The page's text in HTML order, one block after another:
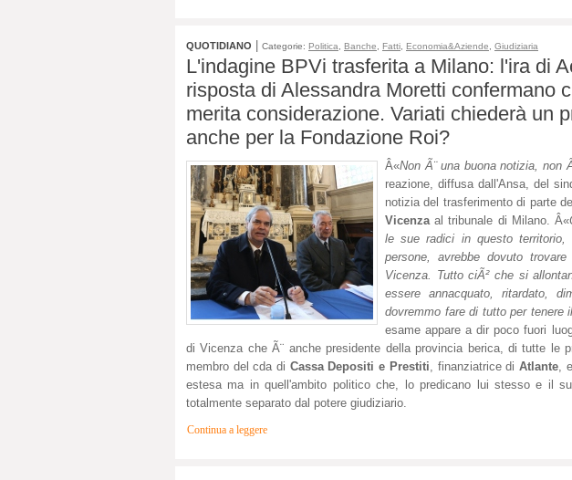
QUOTIDIANO Categorie: Politica, Banche, Fatti, Economia&Aziende, Giudiziaria
L'indagine BPVi trasferita a Milano: l'ira di
risposta di Alessandra Moretti confermano
merita considerazione. Variati chiederà un
anche per la Fondazione Roi?
Â«Non Ã¨ una buona notizia, non
reazione, diffusa dall'Ansa, del
notizia del trasferimento di parte
Vicenzaal tribunale di Milano. Â«
le sue radici in questo
persone, avrebbe dovuto
Vicenza. Tutto ciÃ² che si
essere annacquato, ritardato,
dovremmo fare di tutto per tenere
esame appare a dir poco fuori
di Vicenza che Ã¨ anche presidente della provincia berica, di tutte le
membro del cda di Cassa Depositi e Prestiti, finanziatrice di Atlante,
estesa ma in quell'ambito politico che, lo predicano lui stesso e il
totalmente separato dal potere giudiziario.
Continua a leggere